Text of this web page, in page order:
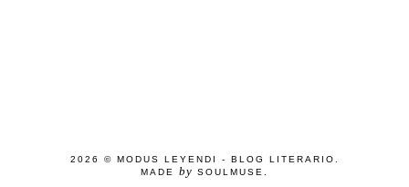
2026 © MODUS LEYENDI - BLOG LITERARIO
MADE by SOULMUSE